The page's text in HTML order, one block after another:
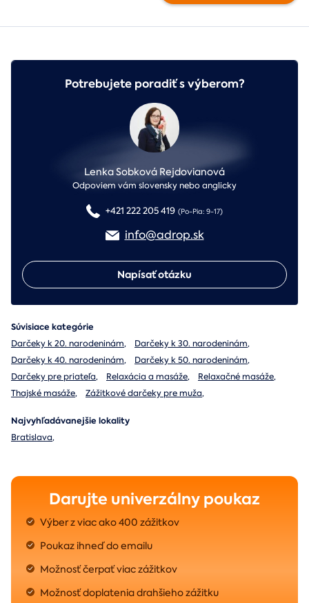
Potrebujete poradiť s výberom?
Lenka Sobková Rejdovianová
Odpoviem vám slovensky nebo anglicky
+421 222 205 419 (Po-Pia: 9-17)
info@adrop.sk
Napísať otázku
Súvisiace kategórie
Darčeky k 20. narodeninám, Darčeky k 30. narodeninám,
Darčeky k 40. narodeninám, Darčeky k 50. narodeninám,
Darčeky pre priateľa, Relaxácia a masáže, Relaxačné masáže,
Thajské masáže, Zážitkové darčeky pre muža,
Najvyhľadávanejšie lokality
Bratislava,
Darujte univerzálny poukaz
Výber z viac ako 400 zážitkov
Poukaz ihneď do emailu
Možnosť čerpať viac zážitkov
Možnosť doplatenia drahšieho zážitku